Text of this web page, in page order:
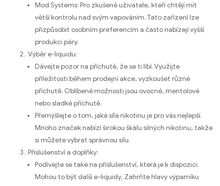
Mod Systems: Pro zkušené uživatele, kteří chtějí mít
větší kontrolu nad svým vapováním. Tato zařízení lze
přizpůsobit osobním preferencím a často nabízejí vyšší
produkci páry.
Výběr e-liquidu:
Dávejte pozor na příchutě, že se ti líbí. Využijte
příležitosti během prodejní akce, vyzkoušet různé
příchutě. Oblíbené možnosti jsou ovocné, mentolové
nebo sladké příchutě.
Přemýšlejte o tom, jaká síla nikotinu je pro vás nejlepší.
Mnoho značek nabízí širokou škálu silných nikotinu, takže
si můžete vybrat správnou sílu.
Příslušenství a doplňky:
Podívejte se také na příslušenství, která je k dispozici.
Mohou to být další e-liquidy, Zahrňte hlavy výparníku